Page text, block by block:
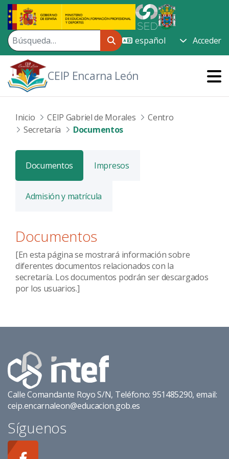
Saltar al contenido principal
Acceder
CEIP Encarna León
Inicio CEIP Gabriel de Morales
Centro
Secretaría
Documentos
Documentos Impresos
Admisión y matrícula
Documentos
[En esta página se mostrará información sobre
diferentes documentos relacionados con la
secretaría. Los documentos podrán ser descargados
por los usuarios.]
Calle Comandante Royo S/N, Teléfono: 951485290, email:
ceip.encarnaleon@educacion.gob.es
Síguenos